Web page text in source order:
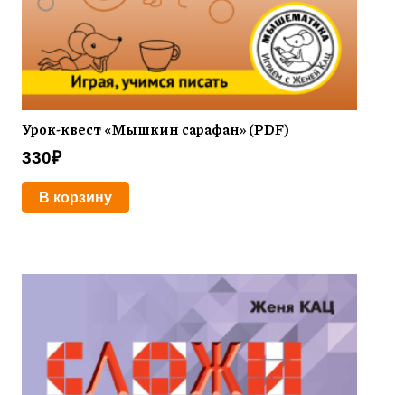
Урок-квест «Мышкин сарафан» (PDF)
330₽
В корзину